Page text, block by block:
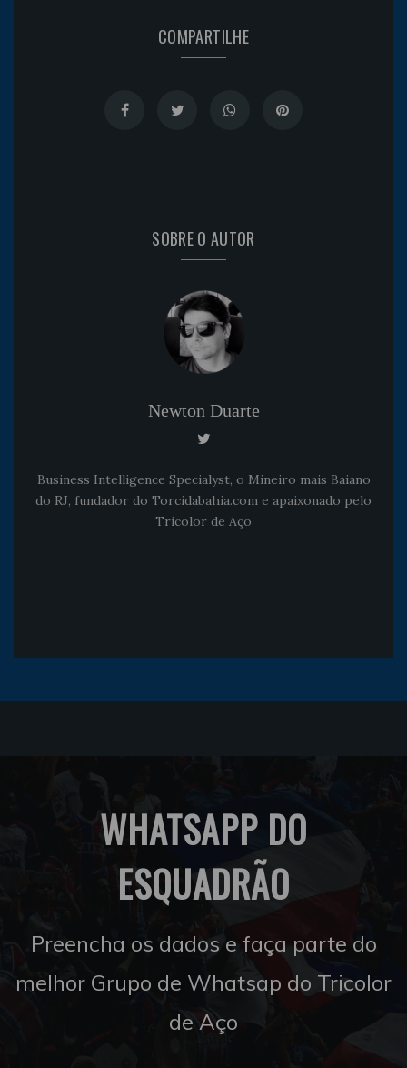
COMPARTILHE
SOBRE O AUTOR
Newton Duarte
Business Intelligence Specialyst, o Mineiro mais Baiano
do RJ, fundador do Torcidabahia.com e apaixonado pelo
Tricolor de Aço
WHATSAPP DO
ESQUADRÃO
Preencha os dados e faça parte do
melhor Grupo de Whatsap do Tricolor
de Aço